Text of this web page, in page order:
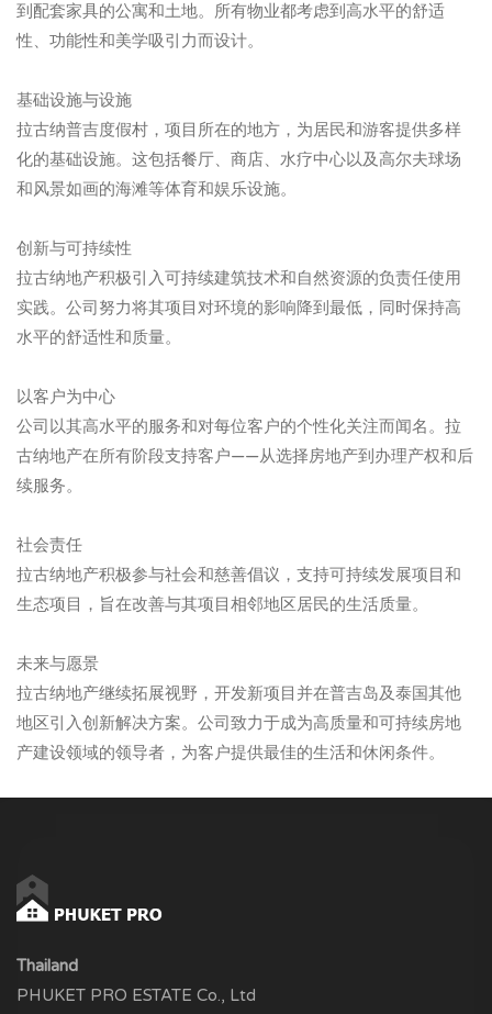
到配套家具的公寓和土地。所有物业都考虑到高水平的舒适
性、功能性和美学吸引力而设计。
基础设施与设施
拉古纳普吉度假村，项目所在的地方，为居民和游客提供多样
化的基础设施。这包括餐厅、商店、水疗中心以及高尔夫球场
和风景如画的海滩等体育和娱乐设施。
创新与可持续性
拉古纳地产积极引入可持续建筑技术和自然资源的负责任使用
实践。公司努力将其项目对环境的影响降到最低，同时保持高
水平的舒适性和质量。
以客户为中心
公司以其高水平的服务和对每位客户的个性化关注而闻名。拉
古纳地产在所有阶段支持客户——从选择房地产到办理产权和后
续服务。
社会责任
拉古纳地产积极参与社会和慈善倡议，支持可持续发展项目和
生态项目，旨在改善与其项目相邻地区居民的生活质量。
未来与愿景
拉古纳地产继续拓展视野，开发新项目并在普吉岛及泰国其他
地区引入创新解决方案。公司致力于成为高质量和可持续房地
产建设领域的领导者，为客户提供最佳的生活和休闲条件。
Thailand
PHUKET PRO ESTATE Co., Ltd